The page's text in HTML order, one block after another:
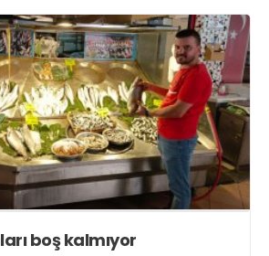
boş kalmıyor